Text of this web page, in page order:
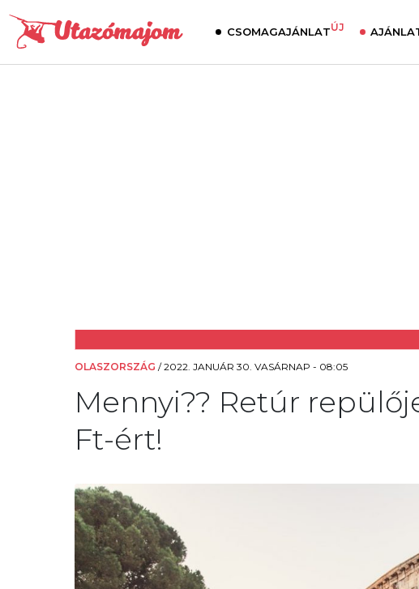
CSOMAGAJÁNLATÚJ
OLASZORSZÁG /2022. JANUÁR 30. VASÁRNAP - 08:05
Mennyi?? Retúr
Ft-ért!